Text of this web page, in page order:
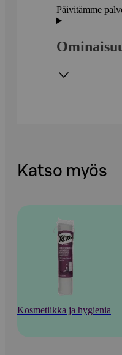
Päivitämme
Katso myös
Kosmetiikka ja hygienia